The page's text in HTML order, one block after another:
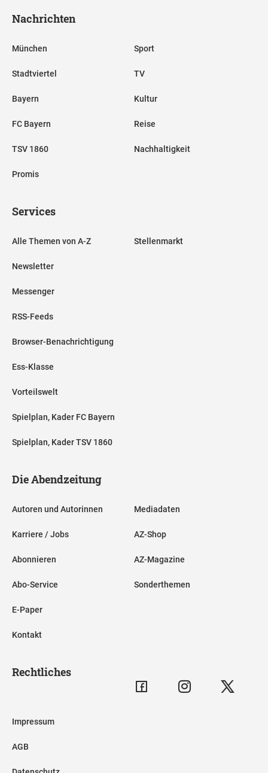
Nachrichten
München
Stadtviertel
Bayern
FC Bayern
TSV 1860
Promis
Sport
TV
Kultur
Reise
Nachhaltigkeit
Services
Alle Themen von A-Z
Newsletter
Messenger
RSS-Feeds
Browser-Benachrichtigung
Ess-Klasse
Vorteilswelt
Spielplan, Kader FC Bayern
Spielplan, Kader TSV 1860
Stellenmarkt
Die Abendzeitung
Autoren und Autorinnen
Karriere / Jobs
Abonnieren
Abo-Service
E-Paper
Kontakt
Mediadaten
AZ-Shop
AZ-Magazine
Sonderthemen
Rechtliches
Impressum
AGB